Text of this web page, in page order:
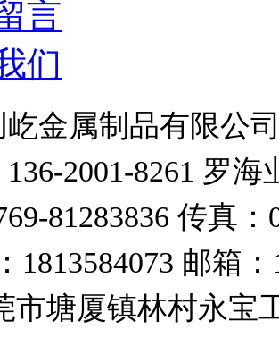
言
们
屹金属制品有限公
2001-8261 罗海
81283836 传真：
1813584073 邮箱：
市塘厦镇林村永宝